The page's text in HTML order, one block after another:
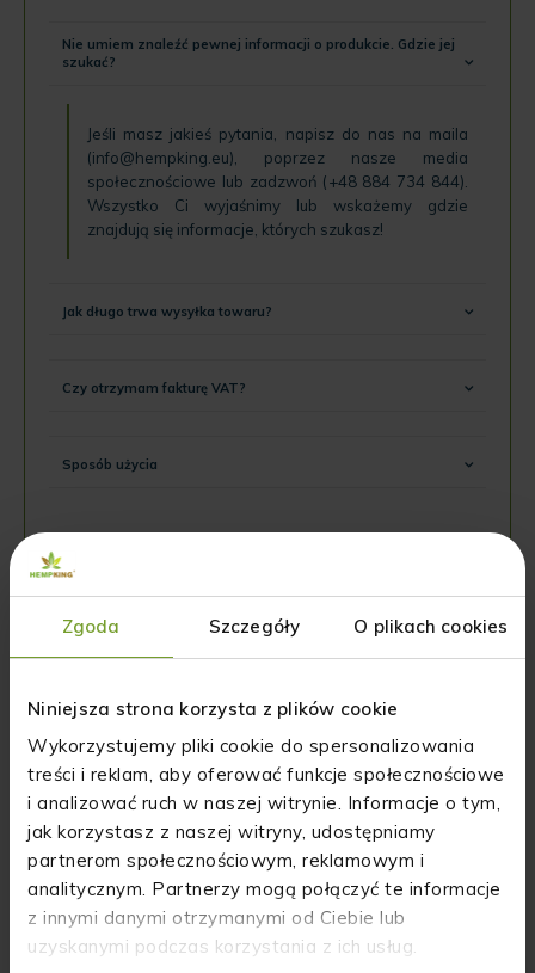
Zgoda Szczegóły O plikach cookies
Niniejsza strona korzysta z plików cookie
Wykorzystujemy pliki cookie do spersonalizowania
treści i reklam, aby oferować funkcje społecznościowe
i analizować ruch w naszej witrynie. Informacje o tym,
jak korzystasz z naszej witryny, udostępniamy
partnerom społecznościowym, reklamowym i
analitycznym. Partnerzy mogą połączyć te informacje
z innymi danymi otrzymanymi od Ciebie lub
uzyskanymi podczas korzystania z ich usług.
Nie umiem znaleźć pewnej informacji o produkcie. Gdzie jej
szukać?
Jeśli masz jakieś pytania, napisz do nas na maila
(info@hempking.eu), poprzez nasze media
społecznościowe lub zadzwoń (+48 884 734 844).
Wszystko Ci wyjaśnimy lub wskażemy gdzie
znajdują się informacje, których szukasz!
Jak długo trwa wysyłka towaru?
Czy otrzymam fakturę VAT?
Sposób użycia
NAPISZ DO NAS
Opinie o produkcie: Jogurtowy mus
konopny z CBD do ciała o zapachu owoców
leśnych - krótka data ważności